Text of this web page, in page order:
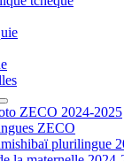
ZECO 2024-2025
ZECO
plurilingue